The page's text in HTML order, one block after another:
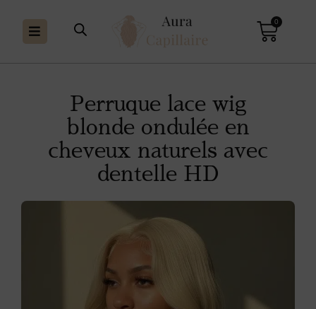
0
Perruque lace wig
blonde ondulée en
cheveux naturels avec
dentelle HD